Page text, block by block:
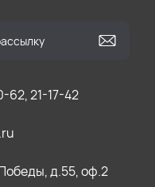
62, 21-17-42
д.55, оф.2